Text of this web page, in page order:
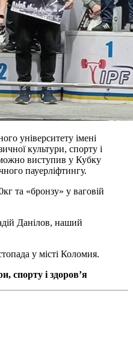
університету імені
культури, спорту і
виступив у Кубку
пауерліфтингу.
та «бронзу» у ваговій
Данілов, наший
у місті Коломия.
спорту і здоров’я